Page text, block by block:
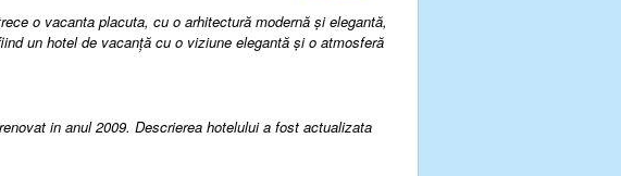
o vacanta placuta, cu o arhitectură modernă şi elegantă,
un hotel de vacanță cu o viziune elegantă și o atmosferă
in anul 2009. Descrierea hotelului a fost actualizata